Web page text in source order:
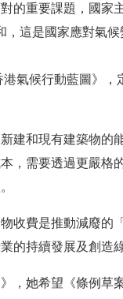
的重要課題，國家
這是國家應對氣候
氣候行動藍圖》，
建和現有建築物的
，需要透過更嚴格
收費是推動減廢的
的持續發展及創造
，她希望《條例草